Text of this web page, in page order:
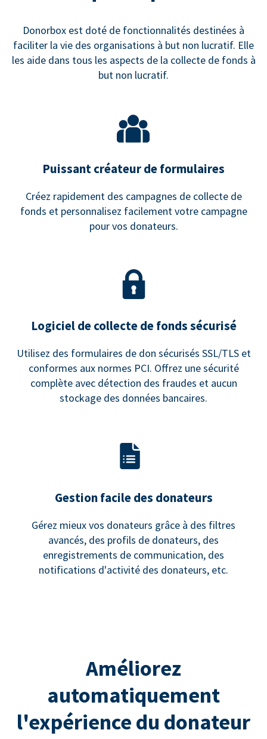
Donorbox est doté de fonctionnalités destinées à
faciliter la vie des organisations à but non lucratif. Elle
les aide dans tous les aspects de la collecte de fonds à
but non lucratif.
Puissant créateur de formulaires
Créez rapidement des campagnes de collecte de
fonds et personnalisez facilement votre campagne
pour vos donateurs.
Logiciel de collecte de fonds sécurisé
Utilisez des formulaires de don sécurisés SSL/TLS et
conformes aux normes PCI. Offrez une sécurité
complète avec détection des fraudes et aucun
stockage des données bancaires.
Gestion facile des donateurs
Gérez mieux vos donateurs grâce à des filtres
avancés, des profils de donateurs, des
enregistrements de communication, des
notifications d'activité des donateurs, etc.
Améliorez
automatiquement
l'expérience du donateur